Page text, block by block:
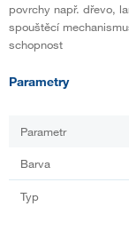
povrchy např. dřevo,
spouštěcí
schopnost
Parametry
Parametr
Barva
Typ